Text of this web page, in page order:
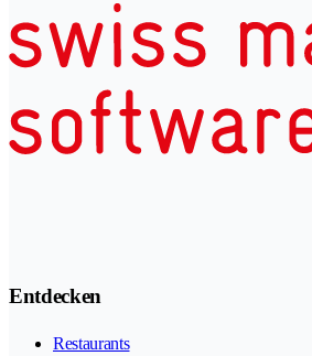
Entdecken
Restaurants